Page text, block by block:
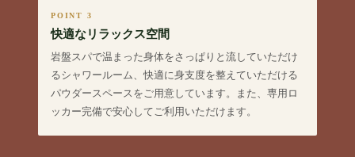
POINT 3
快適なリラックス空間
岩盤スパで温まった身体をさっぱりと流していただけ
るシャワールーム、快適に身支度を整えていただける
パウダースペースをご用意しています。また、専用ロ
ッカー完備で安心してご利用いただけます。